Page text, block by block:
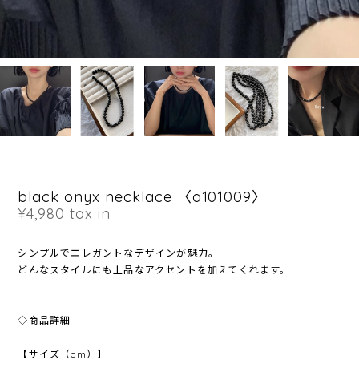
black onyx necklace 〈a101009〉
¥4,980 tax in
シンプルでエレガントなデザインが魅力。
どんなスタイルにも上品なアクセントを加えてくれます。
◇商品詳細
【サイズ（cm）】